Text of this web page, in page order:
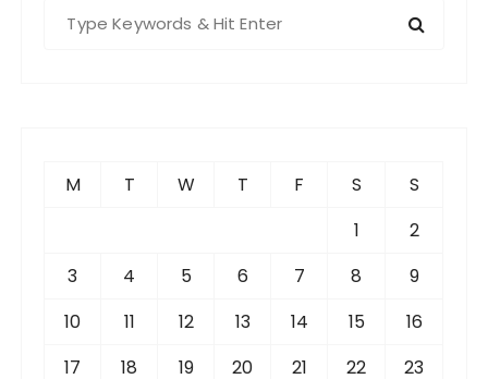
M T W T F S
S
1
2
3
4 5 6 7 8
9
10
11 12 13 14 15
16
17
18 19 20 21 22
23